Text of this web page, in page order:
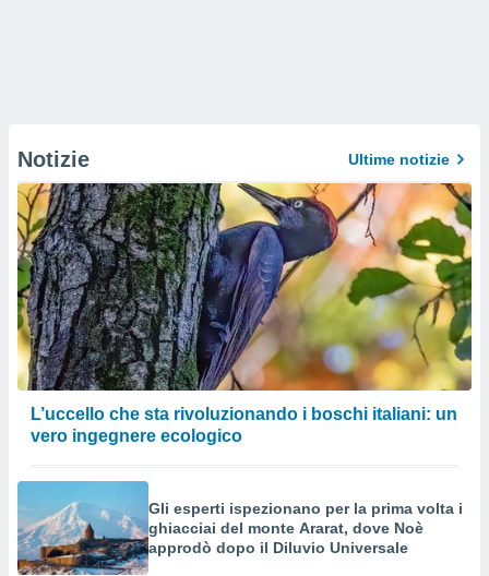
Notizie Ultime notizie
L’uccello che sta rivoluzionando i boschi italiani: un
vero ingegnere ecologico
Gli esperti ispezionano per la prima volta i
ghiacciai del monte Ararat, dove Noè
approdò dopo il Diluvio Universale